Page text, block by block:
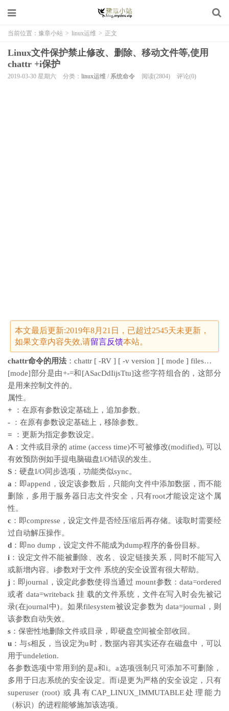
当前位置： 豫章小站 > linux运维 > 正文
Linux文件保护禁止修改、删除、移动文件等,使用
chattr +i保护
2019-03-30 星期六 分类： linux运维 / 系统命令 阅读(2804) 评论(0)
本文最后更新:2019年8月21日，已超过2545天未更新，
如果文章内容失效,请留言反馈本站。
chattr命令的用法 ：chattr [ -RV ] [ -v version ] [ mode ] files…
[mode]部分是由+-=和[ASacDdIijsTtu]这些字符组合的，这部分
是用来控制文件的。
属性。
+ ：在原有参数设定基础上，追加参数。
- ：在原有参数设定基础上，移除参数。
= ：更新为指定参数设定。
A ：文件或目录的 atime (access time)不可被修改(modified), 可以
有效预防例如手提电脑磁盘I/O错误的发生。
S ：硬盘I/O同步选项，功能类似sync。
a ：即append，设定该参数后，只能向文件中添加数据，而不能
删除，多用于服务器日志文件安全，只有root才能设定这个属
性。
c ：即compresse，设定文件是否经压缩后再存储。读取时需要经
过自动解压操作。
d ：即no dump，设定文件不能成为dump程序的备份目标。
i ：设定文件不能被删除、改名、设定链接关系，同时不能写入
或新增内容。i参数对于文件 系统的安全设置有很大帮助。
j ：即journal，设定此参数使得当通过 mount参数：data=ordered
或者 data=writeback 挂 载的文件系统，文件在写入时会先被记
录(在journal中)。如果filesystem被设定参数为 data=journal，则
该参数自动失效。
s ：保密性地删除文件或目录，即硬盘空间被全部收回。
u ：与s相反，当设定为u时，数据内容其实还存在磁盘中，可以
用于undeletion.
各参数选项中常用到的是a和i。a选项强制只可添加不可删除，
多用于日志系统的安全设定。而i是更为严格的安全设定，只有
superuser (root) 或具有CAP_LINUX_IMMUTABLE处理能力
（标识）的进程能够施加该选项。